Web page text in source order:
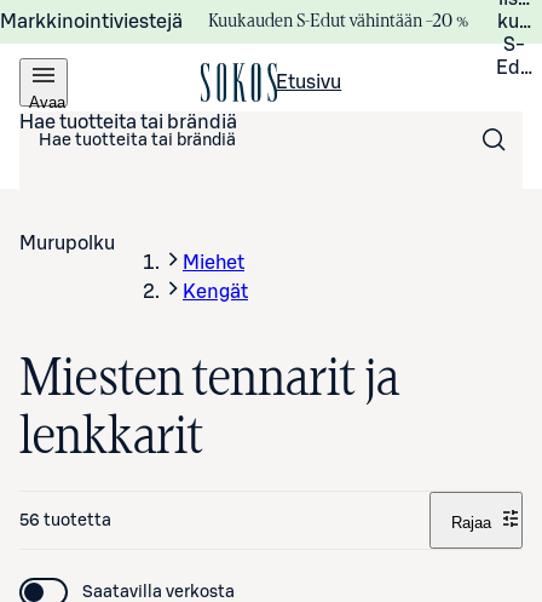
Markkinointiviestejä Kuukauden S-Edut vähintään –20 %
S-
Avaa
valikko
Etusivu
Hae tuotteita tai brändiä
Murupolku
Miehet
Kengät
Miesten tennarit ja
lenkkarit
56 tuotetta Rajaa
Saatavilla verkosta